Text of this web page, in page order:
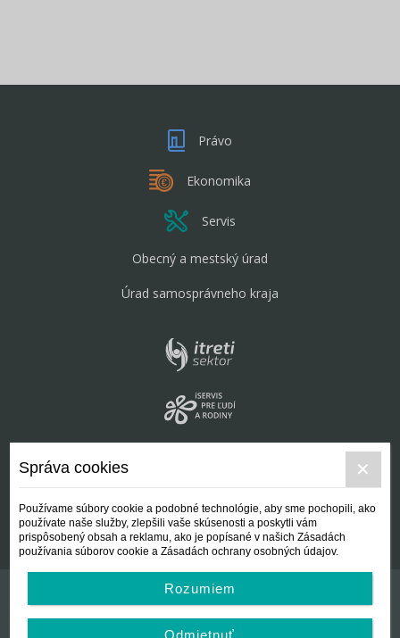
Právo
Ekonomika
Servis
Obecný a mestský úrad
Úrad samosprávneho kraja
Kontakt
Všeobecné podmienky
Správa cookies
Používame súbory cookie a podobné technológie, aby sme pochopili, ako
používate naše služby, zlepšili vaše skúsenosti a poskytli vám
prispôsobený obsah a reklamu, ako je popísané v našich Zásadách
používania súborov cookie a Zásadách ochrany osobných údajov.
Rozumiem
Odmietnuť